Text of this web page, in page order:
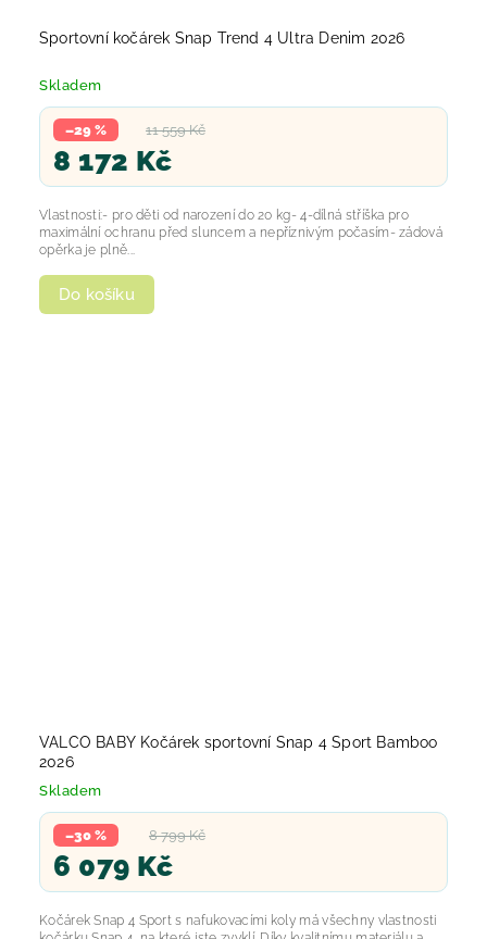
Sportovní kočárek Snap Trend 4 Ultra Denim 2026
Skladem
11 559 Kč
–29 %
8 172 Kč
Do košíku
Vlastnosti:- pro děti od narození do 20 kg- 4-dílná stříška pro
maximální ochranu před sluncem a nepříznivým počasím- zádová
opěrka je plně...
VALCO BABY Kočárek sportovní Snap 4 Sport Bamboo
2026
Skladem
8 799 Kč
–30 %
6 079 Kč
Kočárek Snap 4 Sport s nafukovacími koly má všechny vlastnosti